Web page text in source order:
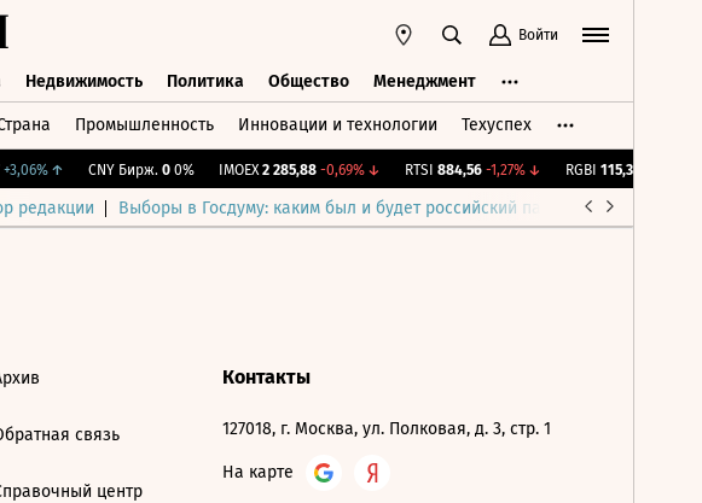
Войти
Недвижимость Политика Общество Менеджмент
Промышленность Инновации и технологии Техуспех
↑ CNY Бирж. 0 0% IMOEX 2 285,88 -0,69%↓ RTSI 884,56 -1,27%↓ RGBI 115,39
редакции Выборы в Госдуму: каким был и будет российский парламент
связь
центр
Контакты
127018, г. Москва, ул. Полковая, д. 3, стр. 1
На карте